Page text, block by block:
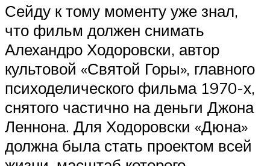
Сейду к тому моменту уже знал,
что фильм должен снимать
Алехандро Ходоровски, автор
культовой «Святой Горы», главного
психоделического фильма 1970-х,
снятого частично на деньги Джона
Леннона. Для Ходоровски «Дюна»
должна была стать проектом всей